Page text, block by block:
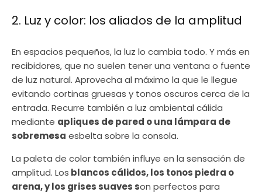
2. Luz y color: los aliados de la amplitud
En espacios pequeños, la luz lo cambia todo. Y más en
recibidores, que no suelen tener una ventana o fuente
de luz natural. Aprovecha al máximo la que le llegue
evitando cortinas gruesas y tonos oscuros cerca de la
entrada. Recurre también a luz ambiental cálida
mediante apliques de pared o una lámpara de
sobremesa esbelta sobre la consola.
La paleta de color también influye en la sensación de
amplitud. Los blancos cálidos, los tonos piedra o
arena, y los grises suaves son perfectos para